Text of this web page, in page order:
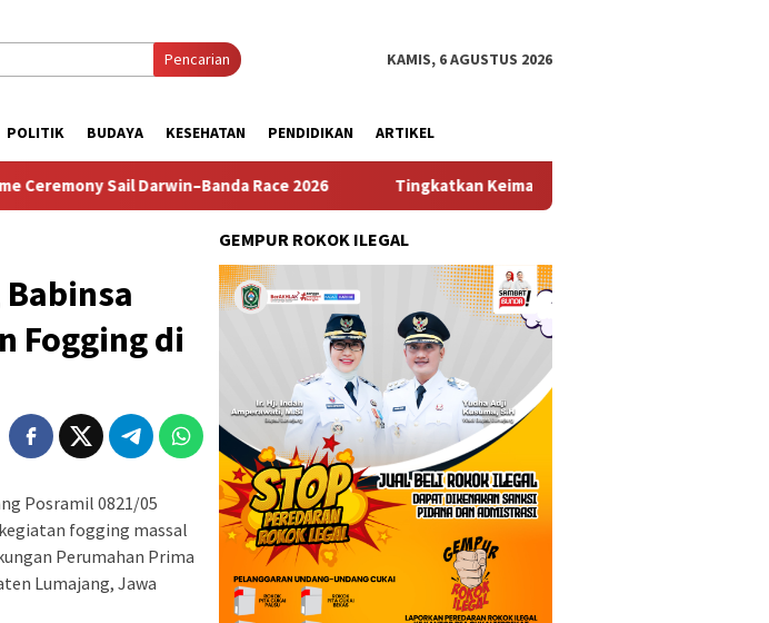
Pencarian KAMIS, 6 AGUSTUS 2026
POLITIK BUDAYA KESEHATAN PENDIDIKAN ARTIKEL
Darwin–Banda Race 2026 Tingkatkan Keimanan dan Rasa Syukur, Prajurit Kodaeral IX
Fogging di
Posramil 0821/05
fogging massal
Perumahan Prima
Lumajang, Jawa
GEMPUR ROKOK ILEGAL